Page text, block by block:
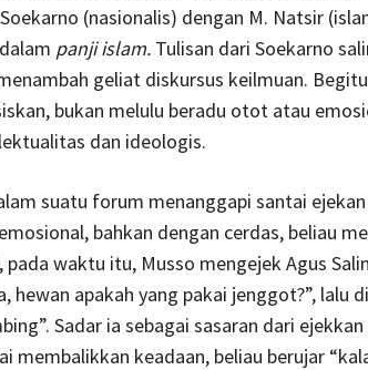
(nasionalis) dengan M. Natsir
panji islam. Tulisan dari Soekarno
geliat diskursus keilmuan.
bukan melulu beradu otot atau
dan ideologis.
suatu forum menanggapi santai
bahkan dengan cerdas, beliau
waktu itu, Musso mengejek Agus
hewan apakah yang pakai jenggot?”, lalu
Sadar ia sebagai sasaran dari
membalikkan keadaan, beliau berujar